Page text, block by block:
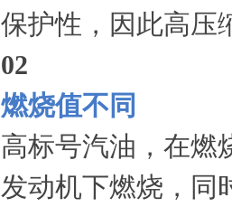
保护性，因此高压
02
燃烧值不同
高标号汽油，在燃
发动机下燃烧，同